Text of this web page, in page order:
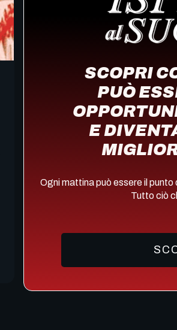
SCOPRI
PUÒ
E
Ogni mattina può essere il
Tutto ciò